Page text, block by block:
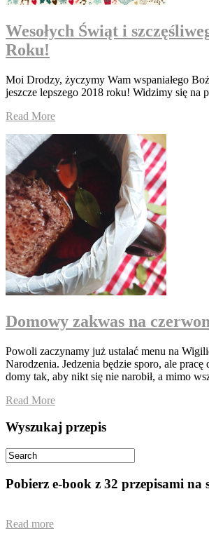
Wesołych Świąt i
Roku!
Moi Drodzy, życzymy Wam wspaniałego
jeszcze lepszego 2018 roku! Widzimy się na
Read More
Domowy zakwas na
Powoli zaczynamy już ustalać menu na
Narodzenia. Jedzenia będzie sporo, ale
domy tak, aby nikt się nie narobił, a mimo
Read More
Wyszukaj przepis
Pobierz e-book z 32 przepisami na
Read more